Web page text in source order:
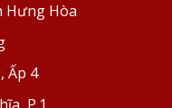
Hưng Hòa
Ấp 4